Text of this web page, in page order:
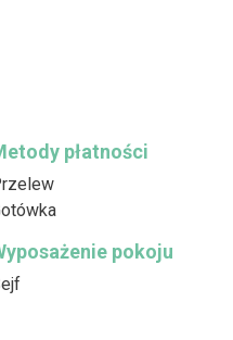
płatności
pokoju